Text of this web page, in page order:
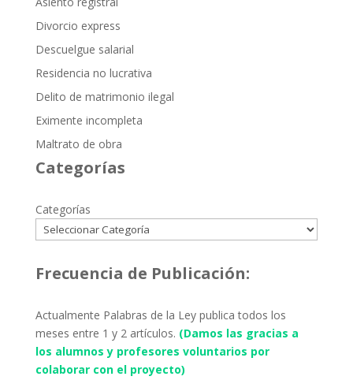
Divorcio express
Descuelgue salarial
Residencia no lucrativa
Delito de matrimonio ilegal
Eximente incompleta
Maltrato de obra
Categorías
Categorías
Frecuencia de Publicación:
Actualmente Palabras de la Ley publica todos los
meses entre 1 y 2 artículos. (Damos las gracias a
los alumnos y profesores voluntarios por
colaborar con el proyecto)